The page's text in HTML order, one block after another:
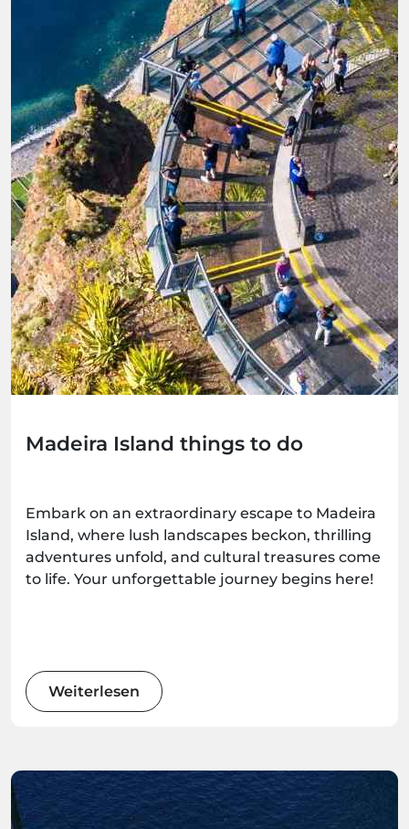
Madeira Island things to do
Embark on an extraordinary escape to Madeira
Island, where lush landscapes beckon, thrilling
adventures unfold, and cultural treasures come
to life. Your unforgettable journey begins here!
Weiterlesen